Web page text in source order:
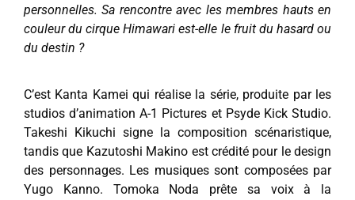
personnelles. Sa rencontre avec les membres hauts en
couleur du cirque Himawari est-elle le fruit du hasard ou
du destin ?
C’est Kanta Kamei qui réalise la série, produite par les
studios d’animation A-1 Pictures et Psyde Kick Studio.
Takeshi Kikuchi signe la composition scénaristique,
tandis que Kazutoshi Makino est crédité pour le design
des personnages. Les musiques sont composées par
Yugo Kanno. Tomoka Noda prête sa voix à la